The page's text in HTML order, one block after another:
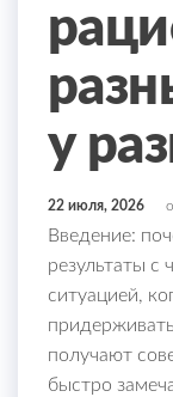
у
22 июля, 2026
Введение:
результаты с
ситуацией,
получают
быстро